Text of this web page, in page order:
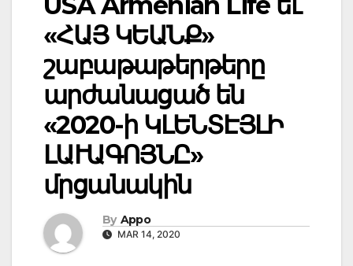
«ՀԱՅ ԿԵԱՆՔ»
շաբաթաթերթերը
արժանացած են
«2020-ի ԿԼԵՆՏԷՅԼԻ
ԼԱՒԱԳՈՅՆԸ»
մրցանակին
By Appo
MAR 14, 2020